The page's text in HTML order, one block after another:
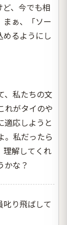
、今でも相
ぁ、「ソー
めるようにし
、私たちの文
がタイのや
適応しようと
。私だったら
理解してくれ
かな？
叱り飛ばして